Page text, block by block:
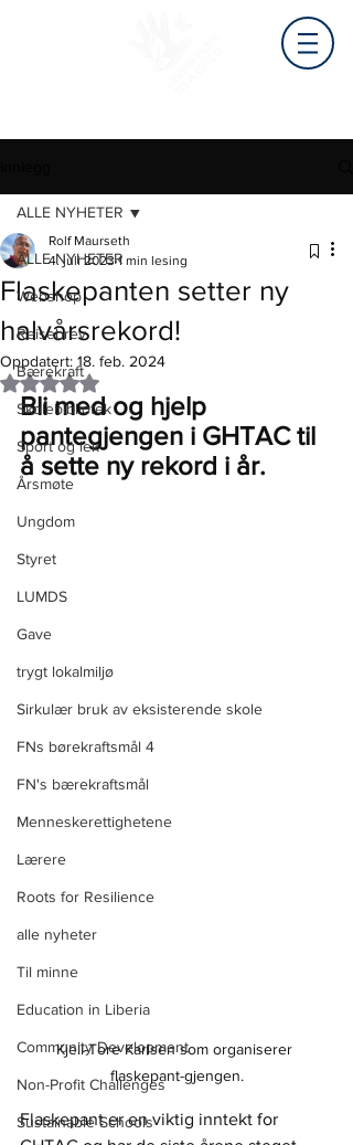
ALLE NYHETER
Webshop
Reisebrev
Bærekraft
Skolebibliotek
Sport og lek
Årsmøte
Ungdom
Styret
LUMDS
Gave
trygt lokalmiljø
Sirkulær bruk av eksisterende skole
FNs børekraftsmål 4
FN's bærekraftsmål
Menneskerettighetene
Lærere
Roots for Resilience
alle nyheter
Til minne
Education in Liberia
Community Development
Non-Profit Challenges
Sustainable Schools
ALLE NYHETER
Flaskepanten setter ny
halvårsrekord!
Rolf Maurseth
4. juli 2023 1 min lesing
Oppdatert: 18. feb. 2024
Gitt NaN av 5 stjerner.
Bli med og hjelp
pantegjengen i GHTAC til
å sette ny rekord i år.
Kjell-Tore Karlsen som organiserer
flaskepant-gjengen.
Flaskepant er en viktig inntekt for